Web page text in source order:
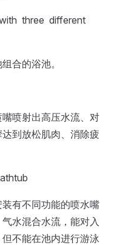
three different
合的浴池。
喷射出高压水流、对
到放松肌肉、消除疲
有不同功能的喷水嘴
水混合水流，能对入
不能在池内进行游泳